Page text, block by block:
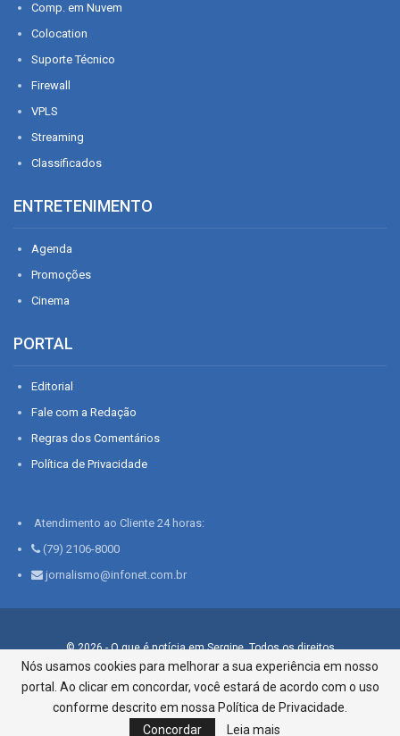
Comp. em Nuvem
Colocation
Suporte Técnico
Firewall
VPLS
Streaming
Classificados
ENTRETENIMENTO
Agenda
Promoções
Cinema
PORTAL
Editorial
Fale com a Redação
Regras dos Comentários
Política de Privacidade
Atendimento ao Cliente 24 horas:
(79) 2106-8000
jornalismo@infonet.com.br
© 2026 - O que é notícia em Sergipe. Todos os direitos
reservados.
Infonet - Rua Monsenhor Silveira 276, Bairro São José |
Aracaju-SE, CEP 49015-030, Fone: 79.2106.8000 - CI Centro de
Informações LTDA
Nós usamos cookies para melhorar a sua experiência em nosso
portal. Ao clicar em concordar, você estará de acordo com o uso
conforme descrito em nossa Política de Privacidade.
Concordar
Leia mais